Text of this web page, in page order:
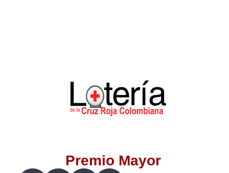
Lotería de Risaralda
Lotería de Santander
Premio Mayor